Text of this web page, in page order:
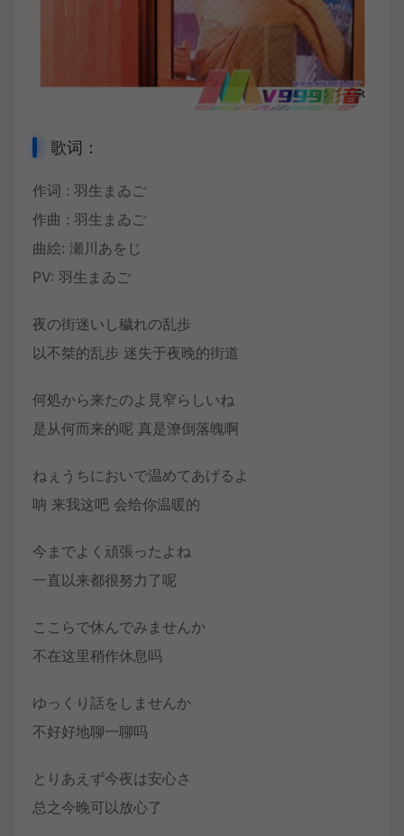
歌词：
作词 : 羽生まゐご
作曲 : 羽生まゐご
曲絵: 瀬川あをじ
PV: 羽生まゐご
夜の街迷いし穢れの乱歩
以不桀的乱步 迷失于夜晚的街道
何処から来たのよ見窄らしいね
是从何而来的呢 真是潦倒落魄啊
ねぇうちにおいで温めてあげるよ
呐 来我这吧 会给你温暖的
今までよく頑張ったよね
一直以来都很努力了呢
ここらで休んでみませんか
不在这里稍作休息吗
ゆっくり話をしませんか
不好好地聊一聊吗
とりあえず今夜は安心さ
总之今晚可以放心了